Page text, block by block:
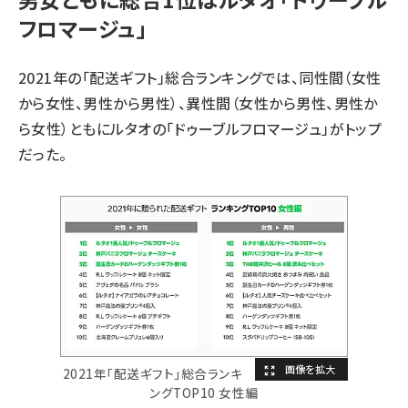
フロマージュ」
2021年の「配送ギフト」総合ランキングでは、同性間（女性
から女性、男性から男性）、異性間（女性から男性、男性か
ら女性）ともにルタオの「ドゥーブルフロマージュ」がトップ
だった。
2021年「配送ギフト」総合ランキ
ングTOP10 女性編